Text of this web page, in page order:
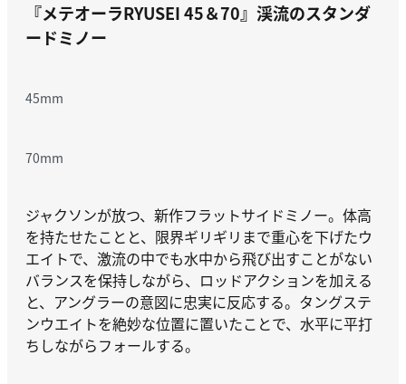
『メテオーラRYUSEI 45＆70』 渓流のスタンダ
ードミノー
45mm
70mm
ジャクソンが放つ、新作フラットサイドミノー。体高
を持たせたことと、限界ギリギリまで重心を下げたウ
エイトで、激流の中でも水中から飛び出すことがない
バランスを保持しながら、ロッドアクションを加える
と、アングラーの意図に忠実に反応する。タングステ
ンウエイトを絶妙な位置に置いたことで、水平に平打
ちしながらフォールする。